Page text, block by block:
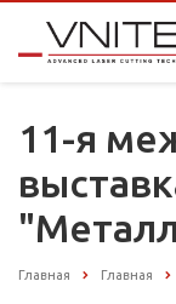
11-я
Главная Главная